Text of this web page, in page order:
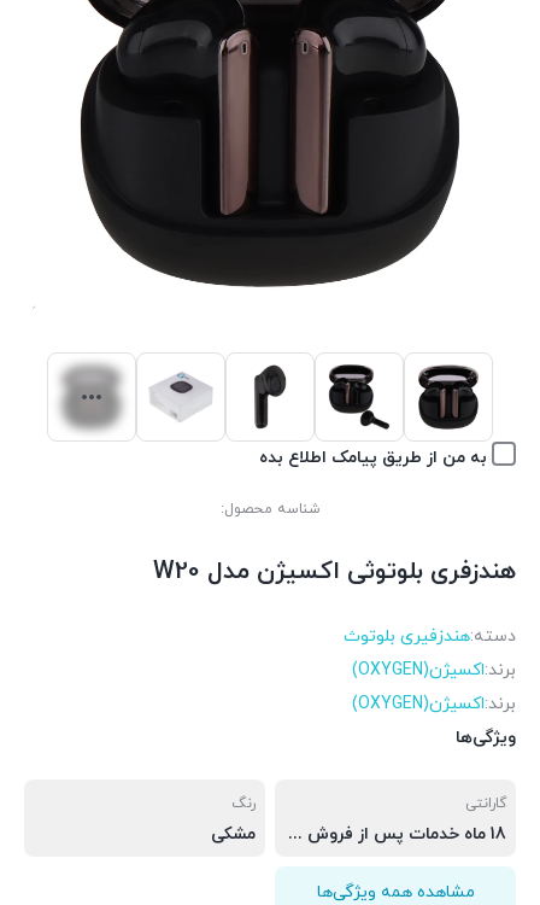
به من از طریق پیامک اطلاع بده
شناسه محصول:
هندزفری بلوتوثی اکسیژن مدل W20
دسته:هندزفیری بلوتوث
برند:اکسیژن(OXYGEN)
برند:اکسیژن(OXYGEN)
ویژگی‌ها
گارانتی
18 ماه خدمات پس از فروش ( 6 ماه تعویض قطعه )
رنگ
مشکی
مشاهده همه ویژگی‌ها